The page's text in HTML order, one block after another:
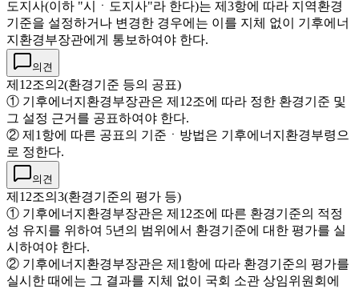
도지사(이하 "시ㆍ도지사"라 한다)는 제3항에 따라 지역환경
기준을 설정하거나 변경한 경우에는 이를 지체 없이 기후에너
지환경부장관에게 통보하여야 한다.
의견
제12조의2(환경기준 등의 공표)
① 기후에너지환경부장관은 제12조에 따라 정한 환경기준 및
그 설정 근거를 공표하여야 한다.
② 제1항에 따른 공표의 기준ㆍ방법은 기후에너지환경부령으
로 정한다.
의견
제12조의3(환경기준의 평가 등)
① 기후에너지환경부장관은 제12조에 따른 환경기준의 적정
성 유지를 위하여 5년의 범위에서 환경기준에 대한 평가를 실
시하여야 한다.
② 기후에너지환경부장관은 제1항에 따라 환경기준의 평가를
실시한 때에는 그 결과를 지체 없이 국회 소관 상임위원회에